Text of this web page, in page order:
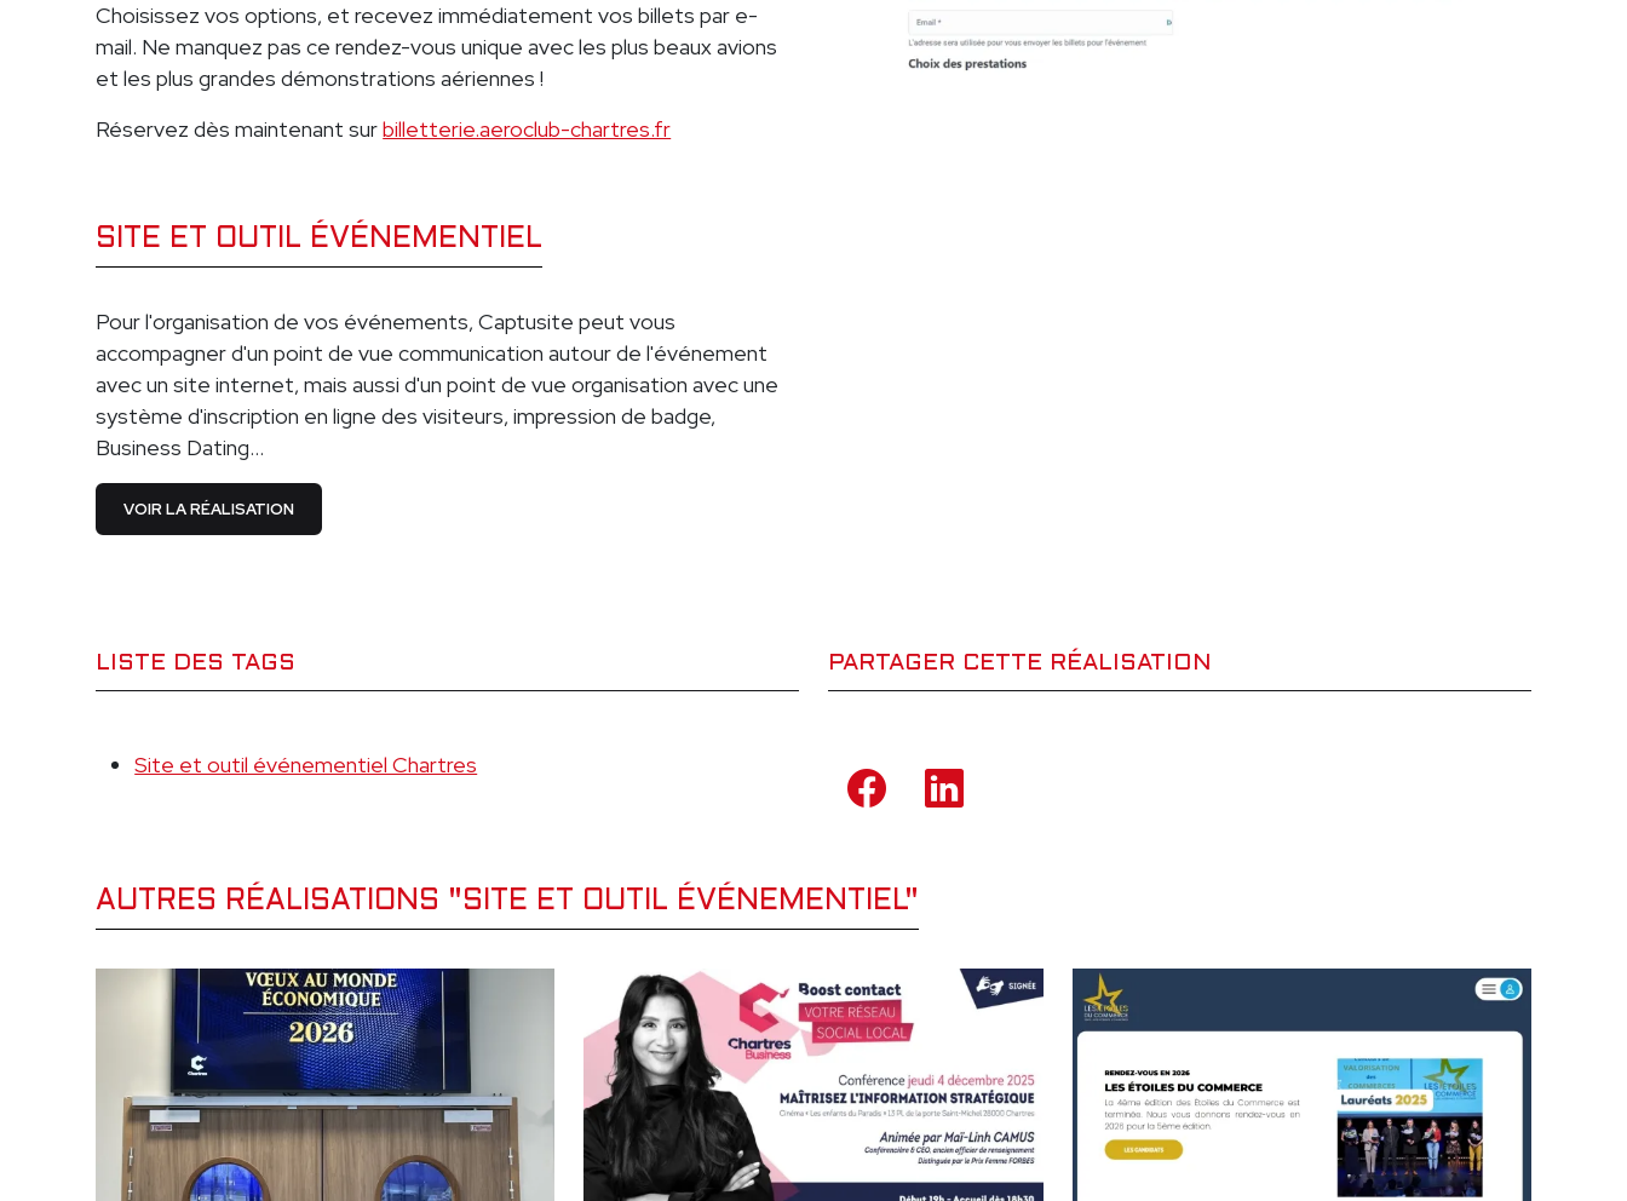
Choisissez vos options, et recevez immédiatement vos billets par e-
mail. Ne manquez pas ce rendez-vous unique avec les plus beaux avions
et les plus grandes démonstrations aériennes !
Réservez dès maintenant surbilletterie.aeroclub-chartres.fr
SITE ET OUTIL ÉVÉNEMENTIEL
Pour l'organisation de vos événements, Captusite peut vous
accompagner d'un point de vue communication autour de l'événement
avec un site internet, mais aussi d'un point de vue organisation avec une
système d'inscription en ligne des visiteurs, impression de badge,
Business Dating...
VOIR LA RÉALISATION
LISTE DES TAGS
Site et outil événementiel Chartres
PARTAGER CETTE RÉALISATION
AUTRES RÉALISATIONS "SITE ET OUTIL ÉVÉNEMENTIEL"